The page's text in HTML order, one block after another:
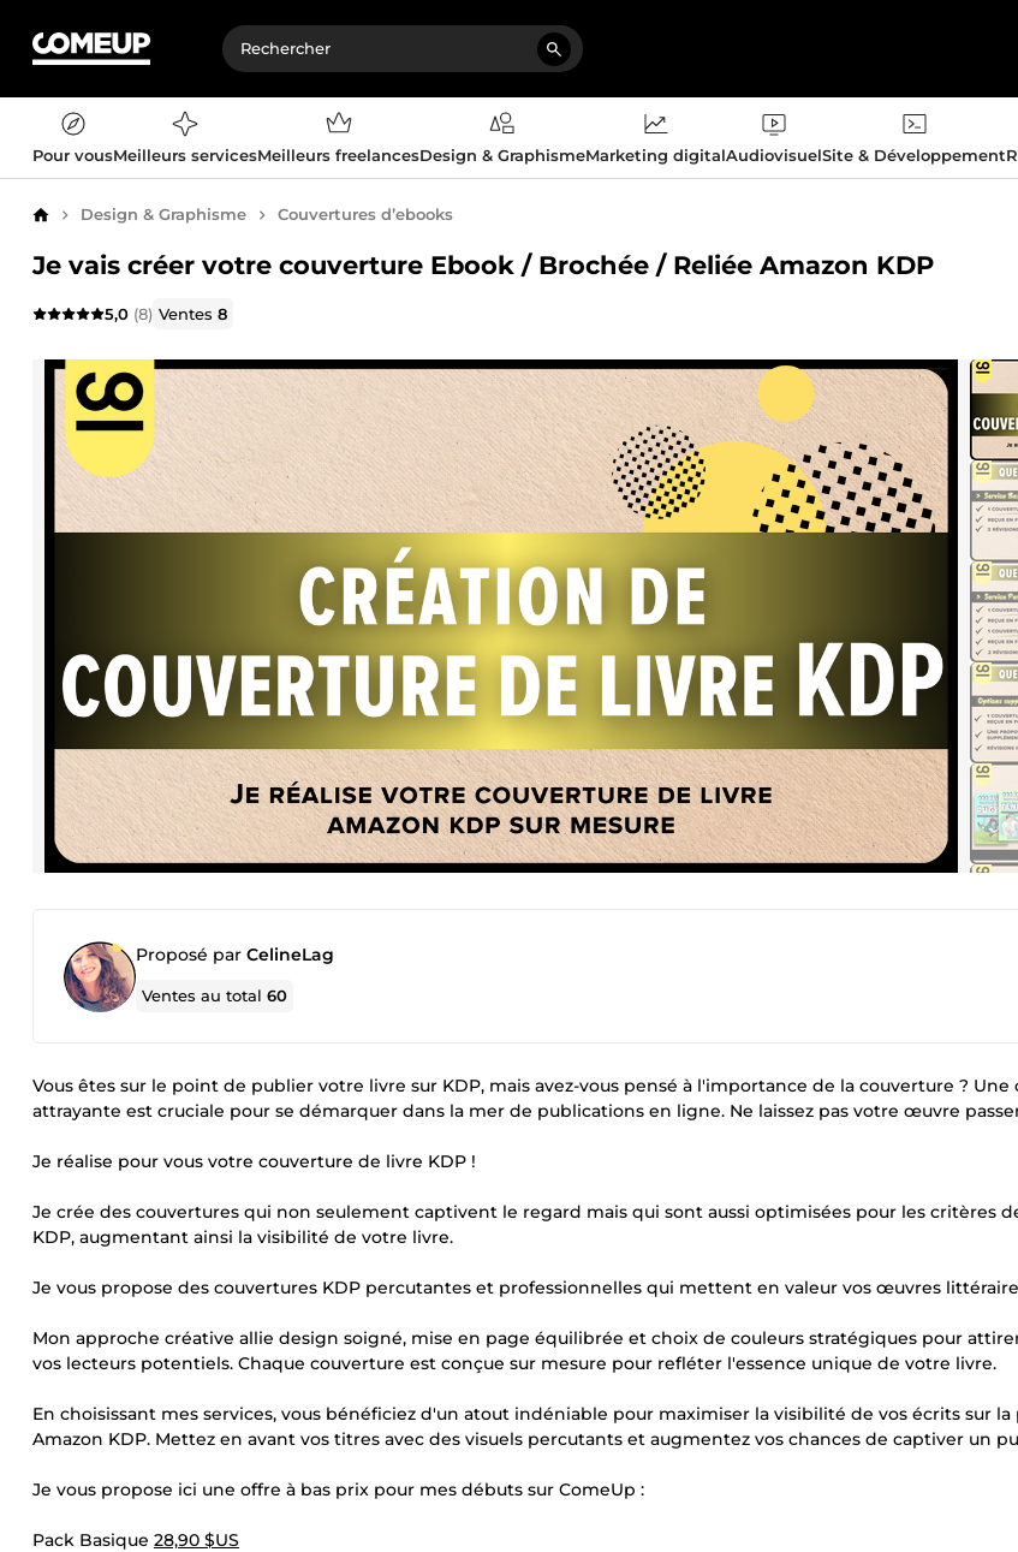
Pour vousMeilleurs servicesMeilleurs freelancesDesign & GraphismeMarketing digitalAudiovisuelSite & Développement
AccueilDesign & Graphisme Couvertures d’ebooks
Je vais créer votre couverture Ebook / Brochée / Reliée Amazon KDP
5,0 (8) Ventes8
Proposé par CelineLag
Ventes au total60
Vous êtes sur le point de publier votre livre sur KDP, mais avez-vous pensé à l'importance de la couverture ? Une
attrayante est cruciale pour se démarquer dans la mer de publications en ligne. Ne laissez pas votre œuvre
Je réalise pour vous votre couverture de livre KDP !
Je crée des couvertures qui non seulement captivent le regard mais qui sont aussi optimisées pour les critères
KDP, augmentant ainsi la visibilité de votre livre.
Je vous propose des couvertures KDP percutantes et professionnelles qui mettent en valeur vos œuvres
Mon approche créative allie design soigné, mise en page équilibrée et choix de couleurs stratégiques pour
vos lecteurs potentiels. Chaque couverture est conçue sur mesure pour refléter l'essence unique de votre livre.
En choisissant mes services, vous bénéficiez d'un atout indéniable pour maximiser la visibilité de vos écrits sur
Amazon KDP. Mettez en avant vos titres avec des visuels percutants et augmentez vos chances de captiver un
Je vous propose ici une offre à bas prix pour mes débuts sur ComeUp :
Pack Basique 28,90 $US